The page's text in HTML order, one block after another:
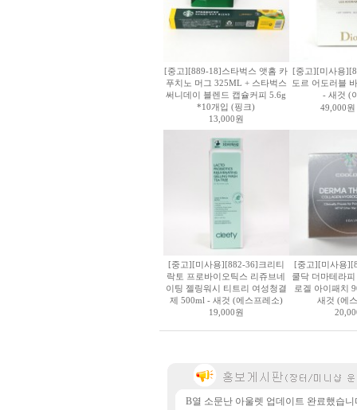
[중고][889-18]스타벅스 앳홈 카
푸치노 머그 325ML + 스타벅스
써니데이 블렌드 캡슐커피 5.6g
*10개입 (핑크)
13,000원
[중고][미사용
도르 어도러블
- 새것 (
49,000원
[중고][미사용][882-36]크리티
락토 프로바이오틱스 리쥬브네
이팅 젤링워시 티트리 여성청결
제 500ml - 새것 (에스프레소)
19,000원
[중고][미사용
쿨닥 더마테라
로겔 아이패치
새것 (에
B열 소문난 아울렛 업데이트 완료했습니